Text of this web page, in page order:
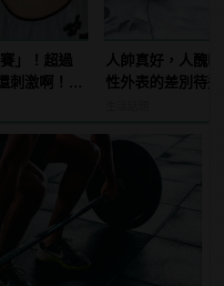
」！超過
刺激啊！ |
人帥真好，人醜
性外表的差別待